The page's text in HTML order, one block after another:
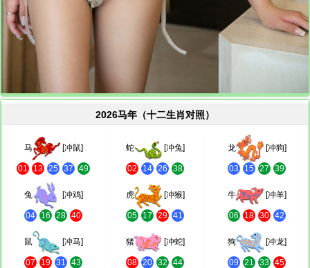
2026马年（十二生肖对照）
马 [冲鼠]
01 13 25 37 49
蛇 [冲兔]
02 14 26 38
龙 [冲狗]
03 15 27 39
兔 [冲鸡]
04 16 28 40
虎 [冲猴]
05 17 29 41
牛 [冲羊]
06 18 30 42
鼠 [冲马]
07 19 31 43
猪 [冲蛇]
08 20 32 44
狗 [冲龙]
09 21 33 45